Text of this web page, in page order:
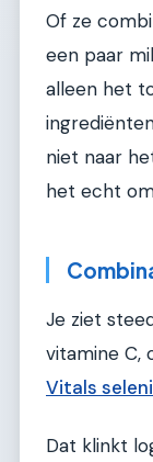
Of ze
een paar
alleen het
niet naar
het echt
Je ziet
vitamine C,
Vitals
Dat klinkt